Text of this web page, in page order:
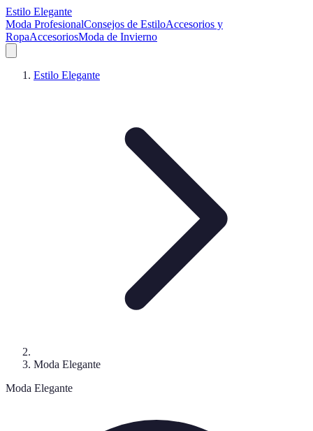
Estilo Elegante
Moda ProfesionalConsejos de EstiloAccesorios y
RopaAccesoriosModa de Invierno
Estilo Elegante
Moda Elegante
Moda Elegante